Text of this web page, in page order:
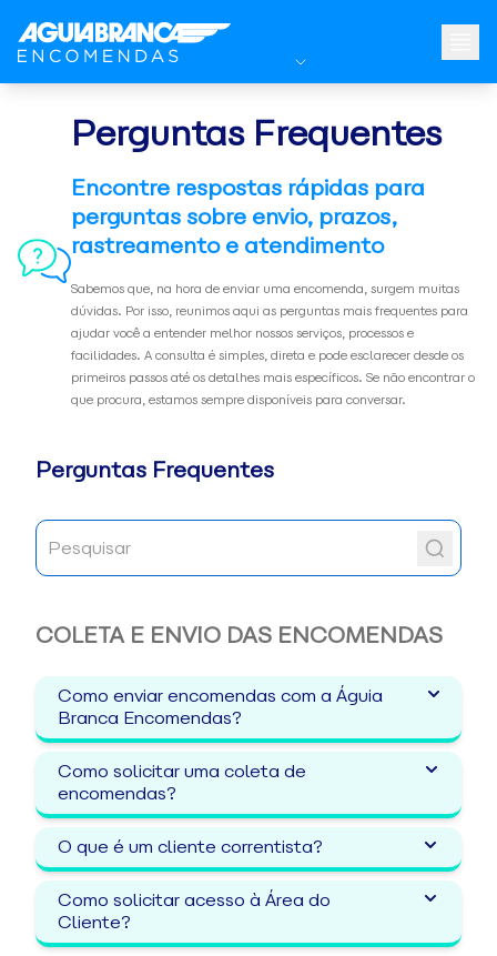
Perguntas Frequentes
Encontre respostas rápidas para
perguntas sobre envio, prazos,
rastreamento e atendimento
Sabemos que, na hora de enviar uma encomenda, surgem muitas
dúvidas. Por isso, reunimos aqui as perguntas mais frequentes para
ajudar você a entender melhor nossos serviços, processos e
facilidades. A consulta é simples, direta e pode esclarecer desde os
primeiros passos até os detalhes mais específicos. Se não encontrar o
que procura, estamos sempre disponíveis para conversar.
Perguntas Frequentes
COLETA E ENVIO DAS ENCOMENDAS
Como enviar encomendas com a Águia
Branca Encomendas?
Como solicitar uma coleta de
encomendas?
O que é um cliente correntista?
Como solicitar acesso à Área do
Cliente?